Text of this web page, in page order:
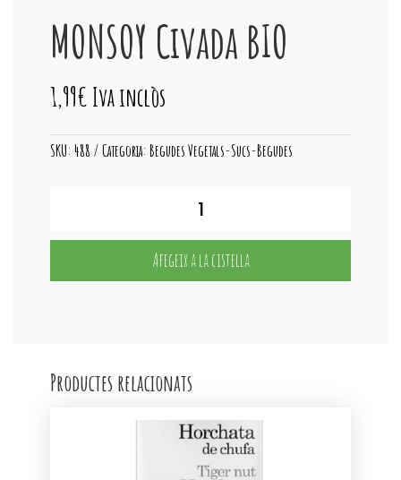
MONSOY Civada BIO
1,99€ Iva inclòs
SKU:488 Categoria:Begudes Vegetals-Sucs-Begudes
MONSOY
Afegeix a la cistella
Productes relacionats